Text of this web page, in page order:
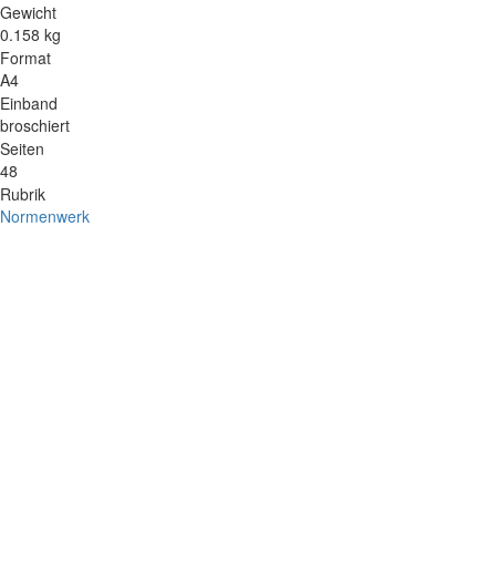
Gewicht
0.158 kg
Format
A4
Einband
broschiert
Seiten
48
Rubrik
Normenwerk